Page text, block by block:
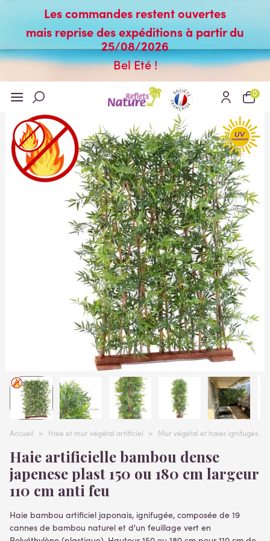
Les commandes restent ouvertes
mais reprise des expéditions à partir du
25/08/2026
Bel Eté !
0
Accueil > Haie et mur végétal artificiel > Mur végétal et haies ignifugés
Haie artificielle bambou dense
japenese plast 150 ou 180 cm largeur
110 cm anti feu
Haie bambou artificiel japonais, ignifugée, composée de 19
cannes de bambou naturel et d'un feuillage vert en